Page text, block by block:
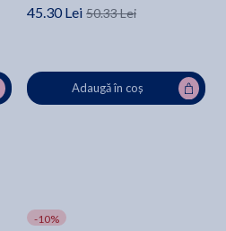
45.30 Lei 50.33 Lei
Adaugă în coș
-10%